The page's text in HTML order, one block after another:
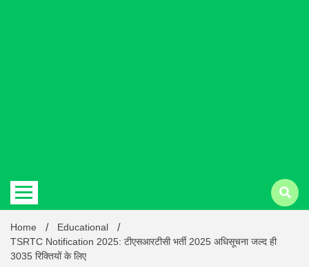
Latest
Home
Educational
TSRTC Notification 2025: टीएसआरटीसी भर्ती 2025 अधिसूचना जल्द ही
3035 रिक्तियों के लिए